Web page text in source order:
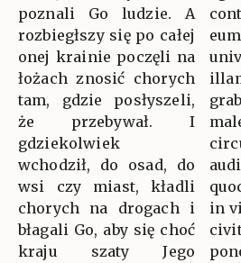
poznali Go ludzie. A
rozbiegłszy się po całej
onej krainie poczęli na
łożach znosić chorych
tam, gdzie posłyszeli,
że przebywał. I
gdziekolwiek
wchodził, do osad, do
wsi czy miast, kładli
chorych na drogach i
błagali Go, aby się choć
kraju szaty Jego
in